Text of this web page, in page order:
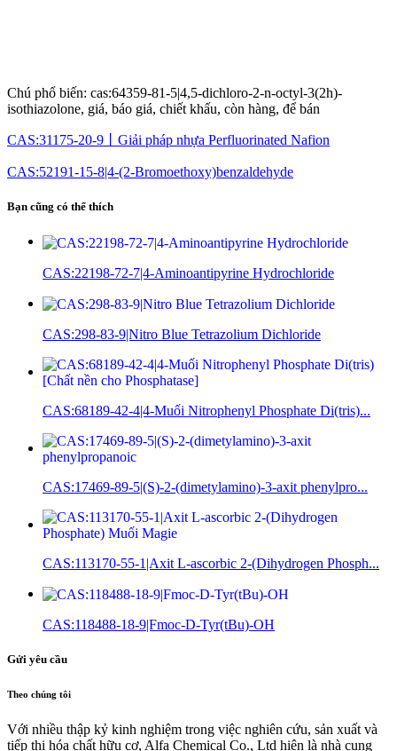
Chú phổ biến: cas:64359-81-5|4,5-dichloro-2-n-octyl-3(2h)-
isothiazolone, giá, báo giá, chiết khấu, còn hàng, để bán
CAS:31175-20-9丨Giải pháp nhựa Perfluorinated Nafion
CAS:52191-15-8|4-(2-Bromoethoxy)benzaldehyde
Bạn cũng có thể thích
CAS:22198-72-7|4-Aminoantipyrine Hydrochloride
CAS:298-83-9|Nitro Blue Tetrazolium Dichloride
CAS:68189-42-4|4-Muối Nitrophenyl Phosphate Di(tris)...
CAS:17469-89-5|(S)-2-(dimetylamino)-3-axit phenylpro...
CAS:113170-55-1|Axit L-ascorbic 2-(Dihydrogen Phosph...
CAS:118488-18-9|Fmoc-D-Tyr(tBu)-OH
Gửi yêu cầu
Theo chúng tôi
Với nhiều thập kỷ kinh nghiệm trong việc nghiên cứu, sản xuất và
tiếp thị hóa chất hữu cơ, Alfa Chemical Co., Ltd hiện là nhà cung